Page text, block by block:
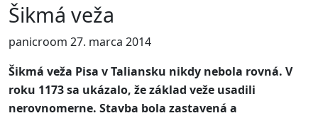
Šikmá veža
panicroom 27. marca 2014
Šikmá veža Pisa v Taliansku nikdy nebola rovná. V
roku 1173 sa ukázalo, že základ veže usadili
nerovnomerne. Stavba bola zastavená a